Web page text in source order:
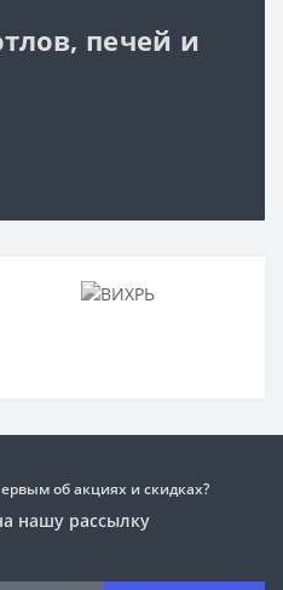
печей и
об акциях и скидках?
нашу рассылку